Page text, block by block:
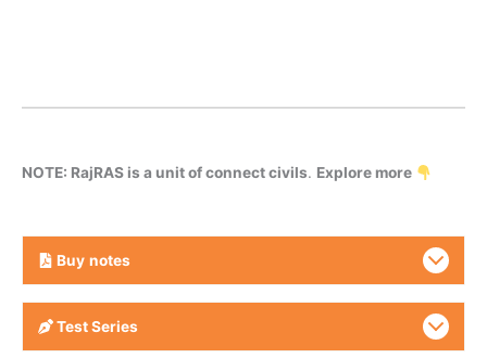
NOTE: RajRAS is a unit of connect civils. Explore more
Buy notes
Test Series